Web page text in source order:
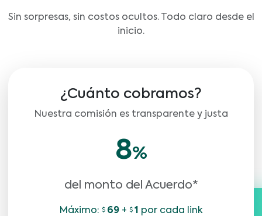
Sin sorpresas, sin costos ocultos. Todo claro desde el
inicio.
¿Cuánto cobramos?
Nuestra comisión es transparente y justa
8%
del monto del Acuerdo*
Máximo: 69+ 1 por cada link